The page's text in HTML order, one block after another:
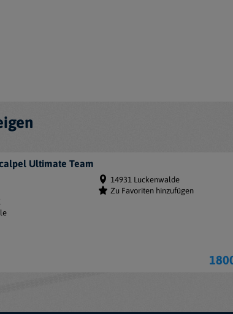
14931 Luckenwalde
Zu Favoriten hinzufügen
Ultimate Team